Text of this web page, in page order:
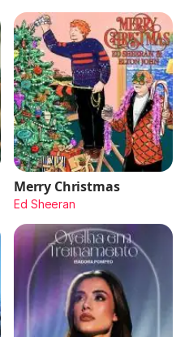
Merry Christmas
Ed Sheeran